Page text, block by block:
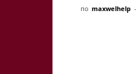
по maxwelhelp -